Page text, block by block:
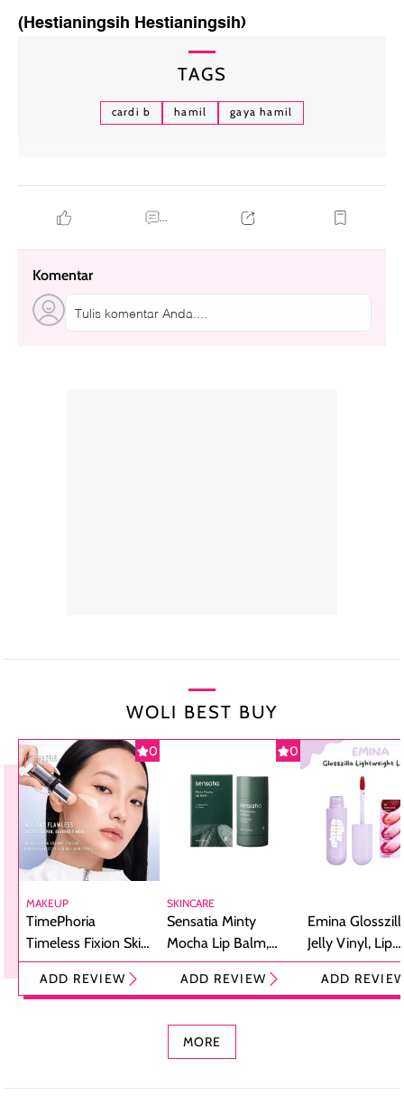
(Hestianingsih Hestianingsih)
TAGS
cardi b hamil gaya hamil
...
Komentar
Tulis komentar Anda....
WOLI BEST BUY
0
MAKEUP
TimePhoria
Timeless Fixion Skin
Tint Stick,
Foundation dan
ADD REVIEW
0
SKINCARE
Sensatia Minty
Mocha Lip Balm,
Pelembap Bibir
dengan Aroma
ADD REVIEW
Emina
Jelly Vinyl, Lip
Cream Glossy
Ringan
ADD
MORE